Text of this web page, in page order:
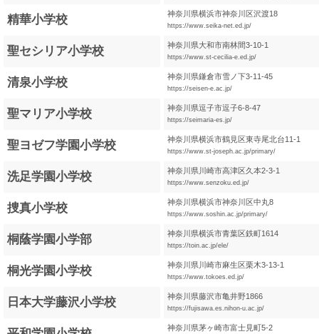
精華小学校 神奈川県横浜市神奈川区沢渡18
https://www.seika-net.ed.jp/
聖セシリア小学校 神奈川県大和市南林間3-10-1
https://www.st-cecilia-e.ed.jp/
清泉小学校 神奈川県鎌倉市雪ノ下3-11-45
https://seisen-e.ac.jp/
聖マリア小学校 神奈川県逗子市逗子6-8-47
https://seimaria-es.jp/
聖ヨゼフ学園小学校 神奈川県横浜市鶴見区東寺尾北台11-1
https://www.st-joseph.ac.jp/primary/
洗足学園小学校 神奈川県川崎市高津区久本2-3-1
https://www.senzoku.ed.jp/
捜真小学校 神奈川県横浜市神奈川区中丸8
https://www.soshin.ac.jp/primary/
桐蔭学園小学部 神奈川県横浜市青葉区鉄町1614
https://toin.ac.jp/ele/
桐光学園小学校 神奈川県川崎市麻生区栗木3-13-1
https://www.tokoes.ed.jp/
日本大学藤沢小学校 神奈川県藤沢市亀井野1866
https://fujisawa.es.nihon-u.ac.jp/
神奈川県茅ヶ崎市富士見町5-2